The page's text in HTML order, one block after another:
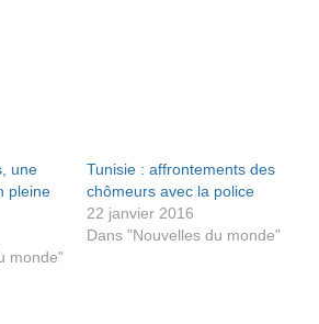
une
pleine
monde"
Tunisie : affrontements des
chômeurs avec la police
22 janvier 2016
Dans "Nouvelles du monde"